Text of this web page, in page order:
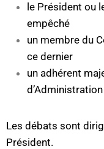
le Président ou
empêché
un membre du
ce dernier
un adhérent
d’Administration
Les débats sont
Président.